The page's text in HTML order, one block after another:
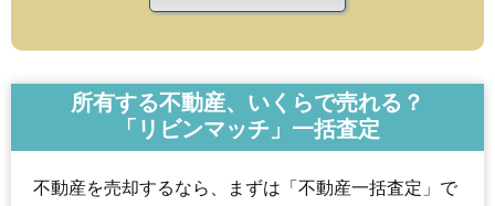
所有する不動産、いくらで売れる？
「リビンマッチ」一括査定
不動産を売却するなら、まずは「不動産一括査定」で